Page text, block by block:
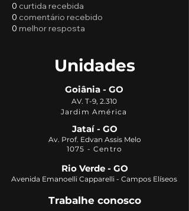
0 curtida recebida
0 comentário recebido
0 melhor resposta
Unidades
Goiânia - GO
AV. T-9, 2.310
Jardim América
Jataí - GO
Av. Prof. Edvan Assis Melo
1075 - Centro
Trabalhe conosco
Rio Verde - GO
Avenida Emanoelli Capparelli - Campos Elíseos